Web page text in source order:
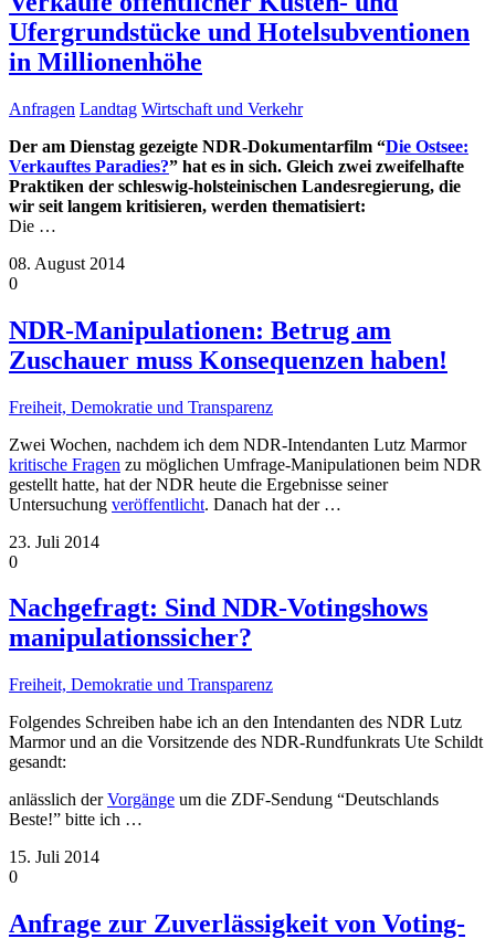
Ufergrundstücke und Hotelsubventionen
in Millionenhöhe
Anfragen Landtag Wirtschaft und Verkehr
Der am Dienstag gezeigte NDR-Dokumentarfilm “Die Ostsee:
Verkauftes Paradies?” hat es in sich. Gleich zwei zweifelhafte
Praktiken der schleswig-holsteinischen Landesregierung, die
wir seit langem kritisieren, werden thematisiert:
Die …
08. August 2014
0
NDR-Manipulationen: Betrug am
Zuschauer muss Konsequenzen haben!
Freiheit, Demokratie und Transparenz
Zwei Wochen, nachdem ich dem NDR-Intendanten Lutz Marmor
kritische Fragen zu möglichen Umfrage-Manipulationen beim NDR
gestellt hatte, hat der NDR heute die Ergebnisse seiner
Untersuchung veröffentlicht. Danach hat der …
23. Juli 2014
0
Nachgefragt: Sind NDR-Votingshows
manipulationssicher?
Freiheit, Demokratie und Transparenz
Folgendes Schreiben habe ich an den Intendanten des NDR Lutz
Marmor und an die Vorsitzende des NDR-Rundfunkrats Ute Schildt
gesandt:
anlässlich derVorgänge um die ZDF-Sendung “Deutschlands
Beste!” bitte ich …
15. Juli 2014
0
Anfrage zur Zuverlässigkeit von Voting-